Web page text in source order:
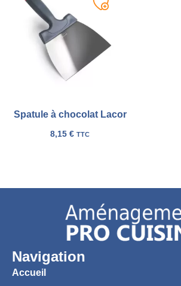
Spatule à chocolat Lacor
8,15 € TTC
Ajouter
Navigation
Accueil